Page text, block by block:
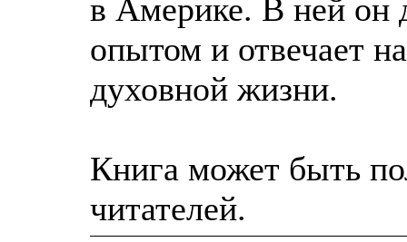
в Америке. В ней он
опытом и отвечает
духовной жизни.
Книга может быть
читателей.